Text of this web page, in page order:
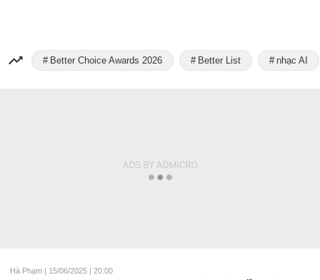
Better Choice Awards 2026 Better List nhạc AI
Hà Phạm | 15/06/2025 | 20:00